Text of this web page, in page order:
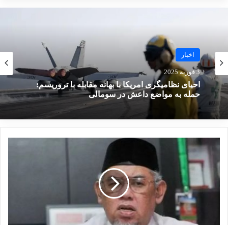
سال 2022: افغانستان همچنان در
صدر متاثرین از تروریسم
بررسی فیلم‌ها و سریال‌های ایرانی
با موضوع داعش
هم‌چنین «هیبت الحلبوسی» رئیس مجلس عراق با
استقبال مقامات کشورمان در راس هیاتی از
فرودگاه مهرآباد وارد تهران شد.
اخبار
3 فوریه 2025
احیای نظامیگری امریکا با بهانه مقابله با تروریسم:
حمله به مواضع داعش در سومالی